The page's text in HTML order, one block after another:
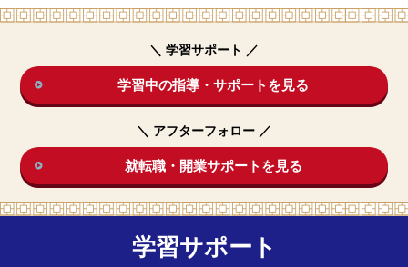
＼ 学習サポート ／
学習中の指導・サポートを見る
＼ アフターフォロー ／
就転職・開業サポートを見る
学習サポート